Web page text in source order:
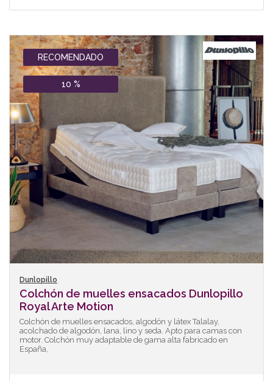
RECOMENDADO
10 %
Dunlopillo
Colchón de muelles ensacados Dunlopillo
Royal Arte Motion
Colchón de muelles ensacados, algodón y látex Talalay,
acolchado de algodón, lana, lino y seda. Apto para camas con
motor. Colchón muy adaptable de gama alta fabricado en
España,